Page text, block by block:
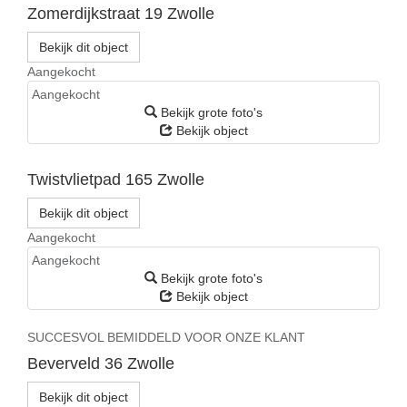
Zomerdijkstraat 19 Zwolle
Bekijk dit object
Aangekocht
Aangekocht
Bekijk grote foto's
Bekijk object
Twistvlietpad 165 Zwolle
Bekijk dit object
Aangekocht
Aangekocht
Bekijk grote foto's
Bekijk object
SUCCESVOL BEMIDDELD VOOR ONZE KLANT
Beverveld 36 Zwolle
Bekijk dit object